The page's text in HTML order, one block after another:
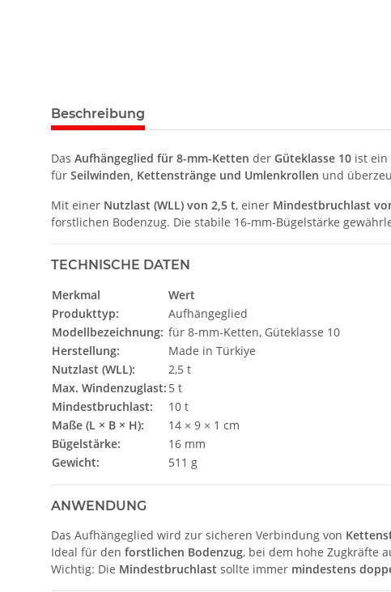
Beschreibung
Das Aufhängeglied für 8-mm-Ketten der Güteklasse 10 ist ein
für Seilwinden, Kettenstränge und Umlenkrollen und
Mit einer Nutzlast (WLL) von 2,5 t, einer Mindestbruchlast
forstlichen Bodenzug. Die stabile 16-mm-Bügelstärke
TECHNISCHE DATEN
Merkmal
Wert
Produkttyp:
Aufhängeglied
Modellbezeichnung: für 8-mm-Ketten, Güteklasse 10
Herstellung:
Made in Türkiye
Nutzlast (WLL):
2,5 t
Max. Windenzuglast: 5 t
Mindestbruchlast:
10 t
Maße (L × B × H):
14 × 9 × 1 cm
Bügelstärke:
16 mm
Gewicht:
511 g
ANWENDUNG
Das Aufhängeglied wird zur sicheren Verbindung von
Ideal für den forstlichen Bodenzug, bei dem hohe Zugkräfte
Wichtig: Die Mindestbruchlast sollte immer mindestens